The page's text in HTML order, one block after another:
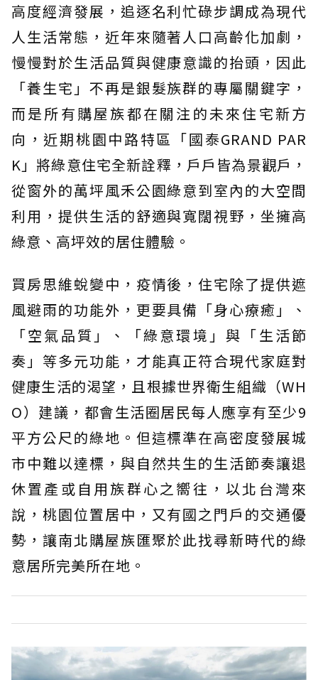
高度經濟發展，追逐名利忙碌步調成為現代
人生活常態，近年來隨著人口高齡化加劇，
慢慢對於生活品質與健康意識的抬頭，因此
「養生宅」不再是銀髮族群的專屬關鍵字，
而是所有購屋族都在關注的未來住宅新方
向，近期桃園中路特區「國泰GRAND PAR
K」將綠意住宅全新詮釋，戶戶皆為景觀戶，
從窗外的萬坪風禾公園綠意到室內的大空間
利用，提供生活的舒適與寬闊視野，坐擁高
綠意、高坪效的居住體驗。
買房思維蛻變中，疫情後，住宅除了提供遮
風避雨的功能外，更要具備「身心療癒」、
「空氣品質」、「綠意環境」與「生活節
奏」等多元功能，才能真正符合現代家庭對
健康生活的渴望，且根據世界衛生組織（WH
O）建議，都會生活圈居民每人應享有至少9
平方公尺的綠地。但這標準在高密度發展城
市中難以達標，與自然共生的生活節奏讓退
休置產或自用族群心之嚮往，以北台灣來
說，桃園位置居中，又有國之門戶的交通優
勢，讓南北購屋族匯聚於此找尋新時代的綠
意居所完美所在地。